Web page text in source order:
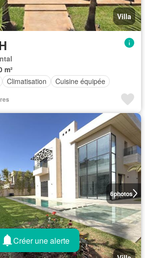
Villa
m²
Climatisation Cuisine équipée
6photos
Créer une alerte